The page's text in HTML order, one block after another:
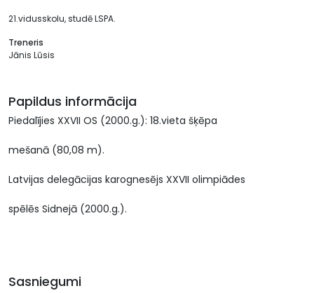
21.vidusskolu, studē LSPA.
Treneris
Jānis Lūsis
Papildus informācija
Piedalījies XXVII OS (2000.g.): 18.vieta šķēpa
mešanā (80,08 m).
Latvijas delegācijas karognesējs XXVII olimpiādes
spēlēs Sidnejā (2000.g.).
Sasniegumi